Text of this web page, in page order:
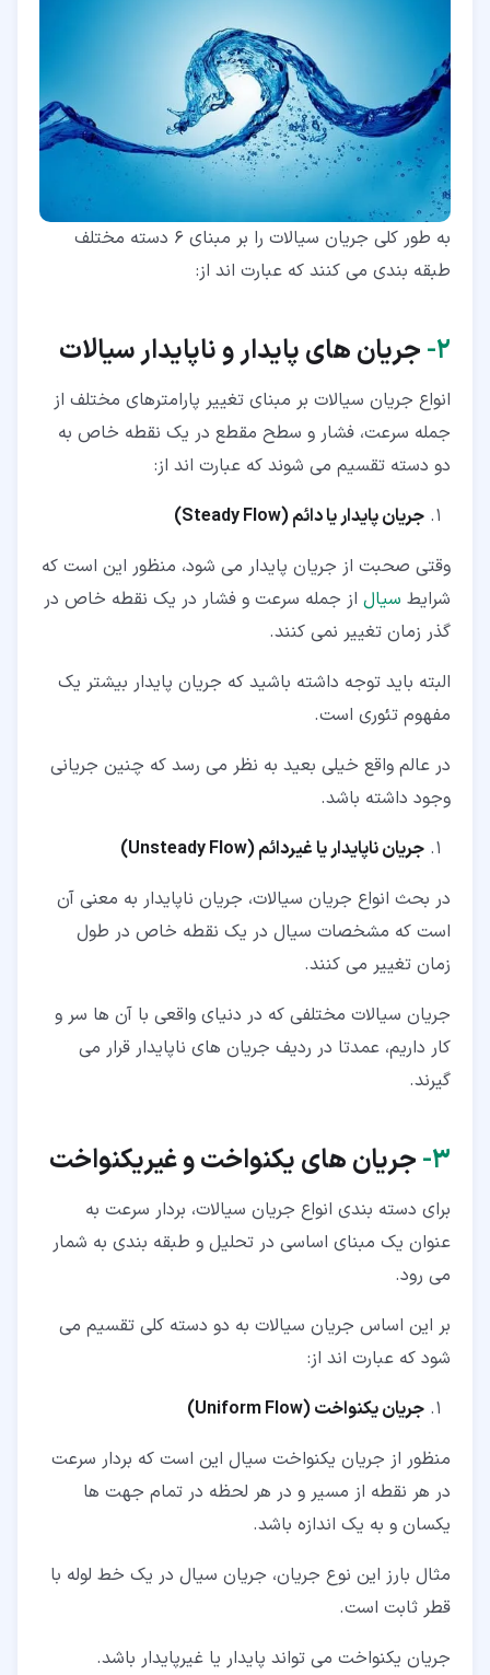
به طور کلی جریان سیالات را بر مبنای 6 دسته مختلف
طبقه بندی می کنند که عبارت اند از:
۲‏- جریان های پایدار و ناپایدار سیالات
انواع جریان سیالات بر مبنای تغییر پارامترهای مختلف از
جمله سرعت، فشار و سطح مقطع در یک نقطه خاص به
دو دسته تقسیم می شوند که عبارت اند از:
جریان پایدار یا دائم (Steady Flow
)
وقتی صحبت از جریان پایدار می شود، منظور این است که
شرایط سیال از جمله سرعت و فشار در یک نقطه خاص در
گذر زمان تغییر نمی کنند.
البته باید توجه داشته باشید که جریان پایدار بیشتر یک
مفهوم تئوری است.
در عالم واقع خیلی بعید به نظر می رسد که چنین جریانی
وجود داشته باشد.
جریان ناپایدار یا غیردائم (Unsteady Flow
)
در بحث انواع جریان سیالات، جریان ناپایدار به معنی آن
است که مشخصات سیال در یک نقطه خاص در طول
زمان تغییر می کنند.
جریان سیالات مختلفی که در دنیای واقعی با آن ها سر و
کار داریم، عمدتا در ردیف جریان های ناپایدار قرار می
گیرند.
۳‏- جریان های یکنواخت و غیریکنواخت
برای دسته بندی انواع جریان سیالات، بردار سرعت به
عنوان یک مبنای اساسی در تحلیل و طبقه بندی به شمار
می رود.
بر این اساس جریان سیالات به دو دسته کلی تقسیم می
شود که عبارت اند از:
جریان یکنواخت (Uniform Flow
)
منظور از جریان یکنواخت سیال این است که بردار سرعت
در هر نقطه از مسیر و در هر لحظه در تمام جهت ها
یکسان و به یک اندازه باشد.
مثال بارز این نوع جریان، جریان سیال در یک خط لوله با
قطر ثابت است.
جریان یکنواخت می تواند پایدار یا غیرپایدار باشد.